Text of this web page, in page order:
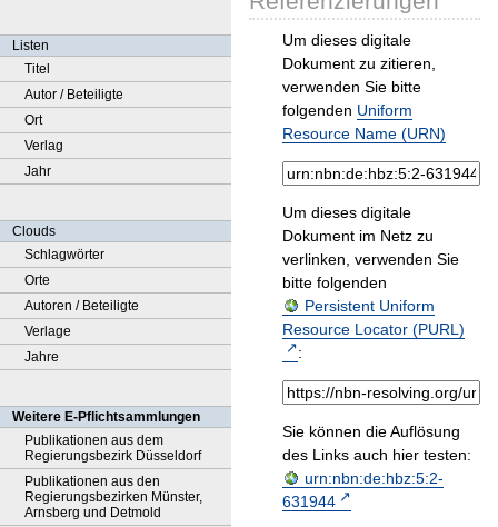
Listen
Titel
Autor / Beteiligte
Ort
Verlag
Jahr
Clouds
Schlagwörter
Orte
Autoren / Beteiligte
Verlage
Jahre
Weitere E-Pflichtsammlungen
Publikationen aus dem
Regierungsbezirk Düsseldorf
Publikationen aus den
Regierungsbezirken Münster,
Arnsberg und Detmold
Um dieses digitale
Dokument zu zitieren,
verwenden Sie bitte
folgenden Uniform
Resource Name (URN)
Um dieses digitale
Dokument im Netz zu
verlinken, verwenden Sie
bitte folgenden
Persistent Uniform
Resource Locator (PURL)
:
Sie können die Auflösung
des Links auch hier testen:
urn:nbn:de:hbz:5:2-
631944